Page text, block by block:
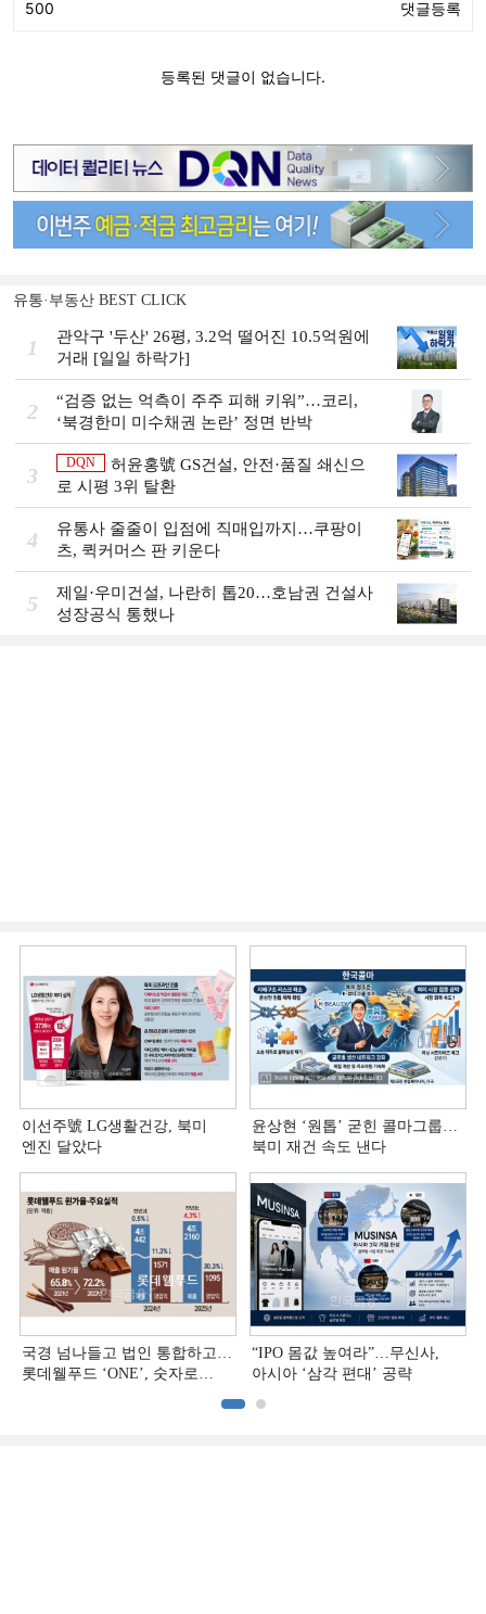
유통·부동산 BEST CLICK
1
관악구 '두산' 26평, 3.2억 떨어진 10.5억원에
거래 [일일 하락가]
2
“검증 없는 억측이 주주 피해 키워”…코리,
‘북경한미 미수채권 논란’ 정면 반박
3
DQN
허윤홍號 GS건설, 안전·품질 쇄신으
로 시평 3위 탈환
4
유통사 줄줄이 입점에 직매입까지…쿠팡이
츠, 퀵커머스 판 키운다
5
제일·우미건설, 나란히 톱20…호남권 건설사
성장공식 통했나
이선주號 LG생활건강, 북미
엔진 달았다
윤상현 ‘원톱ʼ 굳힌 콜마그룹…
북미 재건 속도 낸다
국경 넘나들고 법인 통합하고…
롯데웰푸드 ‘ONE’, 숫자로
“IPO 몸값 높여라”…무신사,
아시아 ‘삼각 편대’ 공략